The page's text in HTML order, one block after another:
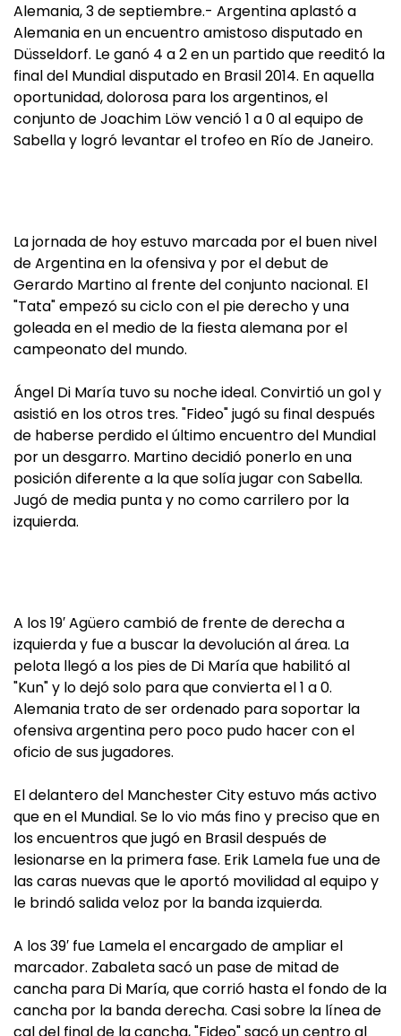
Alemania, 3 de septiembre.- Argentina aplastó a
Alemania en un encuentro amistoso disputado en
Düsseldorf. Le ganó 4 a 2 en un partido que reeditó la
final del Mundial disputado en Brasil 2014. En aquella
oportunidad, dolorosa para los argentinos, el
conjunto de Joachim Löw venció 1 a 0 al equipo de
Sabella y logró levantar el trofeo en Río de Janeiro.
La jornada de hoy estuvo marcada por el buen nivel
de Argentina en la ofensiva y por el debut de
Gerardo Martino al frente del conjunto nacional. El
"Tata" empezó su ciclo con el pie derecho y una
goleada en el medio de la fiesta alemana por el
campeonato del mundo.
Ángel Di María tuvo su noche ideal. Convirtió un gol y
asistió en los otros tres. "Fideo" jugó su final después
de haberse perdido el último encuentro del Mundial
por un desgarro. Martino decidió ponerlo en una
posición diferente a la que solía jugar con Sabella.
Jugó de media punta y no como carrilero por la
izquierda.
A los 19′ Agüero cambió de frente de derecha a
izquierda y fue a buscar la devolución al área. La
pelota llegó a los pies de Di María que habilitó al
"Kun" y lo dejó solo para que convierta el 1 a 0.
Alemania trato de ser ordenado para soportar la
ofensiva argentina pero poco pudo hacer con el
oficio de sus jugadores.
El delantero del Manchester City estuvo más activo
que en el Mundial. Se lo vio más fino y preciso que en
los encuentros que jugó en Brasil después de
lesionarse en la primera fase. Erik Lamela fue una de
las caras nuevas que le aportó movilidad al equipo y
le brindó salida veloz por la banda izquierda.
A los 39′ fue Lamela el encargado de ampliar el
marcador. Zabaleta sacó un pase de mitad de
cancha para Di María, que corrió hasta el fondo de la
cancha por la banda derecha. Casi sobre la línea de